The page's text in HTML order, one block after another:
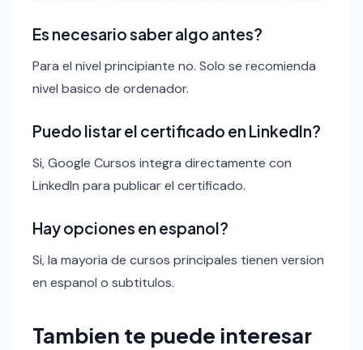
Es necesario saber algo antes?
Para el nivel principiante no. Solo se recomienda
nivel basico de ordenador.
Puedo listar el certificado en LinkedIn?
Si, Google Cursos integra directamente con
LinkedIn para publicar el certificado.
Hay opciones en espanol?
Si, la mayoria de cursos principales tienen version
en espanol o subtitulos.
Tambien te puede interesar